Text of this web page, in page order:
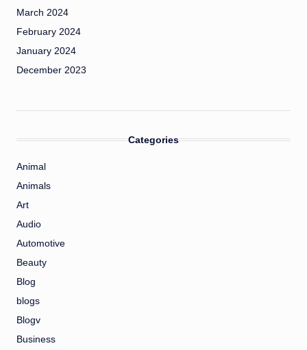
March 2024
February 2024
January 2024
December 2023
Categories
Animal
Animals
Art
Audio
Automotive
Beauty
Blog
blogs
Blogv
Business